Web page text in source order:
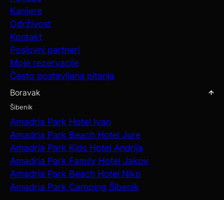
Karijere
Održivost
Kontakt
Poslovni partneri
Moje rezervacije
Često postavljana pitanja
Boravak
Šibenik
Amadria Park Hotel Ivan
Amadria Park Beach Hotel Jure
Amadria Park Kids Hotel Andrija
Amadria Park Family Hotel Jakov
Amadria Park Beach Hotel Niko
Amadria Park Camping Šibenik